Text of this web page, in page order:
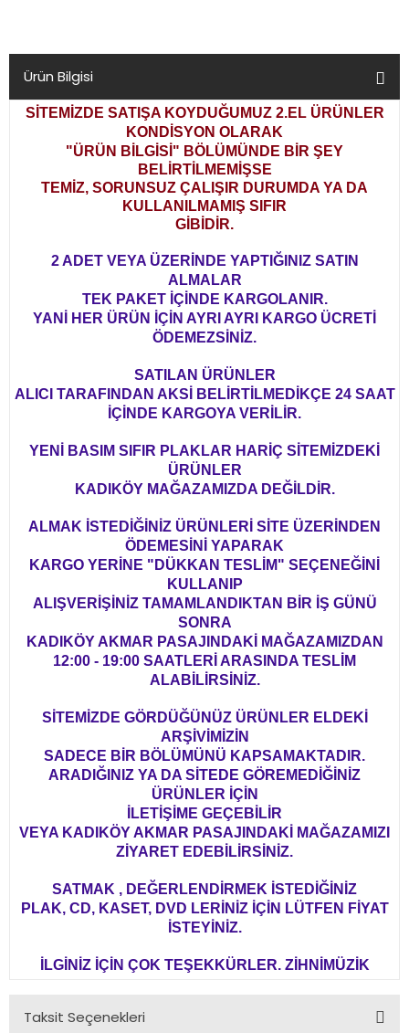
Ürün Bilgisi
SİTEMİZDE SATIŞA KOYDUĞUMUZ 2.EL ÜRÜNLER
KONDİSYON OLARAK
"ÜRÜN BİLGİSİ" BÖLÜMÜNDE BİR ŞEY
BELİRTİLMEMİŞSE
TEMİZ, SORUNSUZ ÇALIŞIR DURUMDA YA DA
KULLANILMAMIŞ SIFIR
GİBİDİR.
2 ADET VEYA ÜZERİNDE YAPTIĞINIZ SATIN
ALMALAR
TEK PAKET İÇİNDE KARGOLANIR.
YANİ HER ÜRÜN İÇİN AYRI AYRI KARGO ÜCRETİ
ÖDEMEZSİNİZ.
SATILAN ÜRÜNLER
ALICI TARAFINDAN AKSİ BELİRTİLMEDİKÇE 24 SAAT
İÇİNDE KARGOYA VERİLİR.
YENİ BASIM SIFIR PLAKLAR HARİÇ SİTEMİZDEKİ
ÜRÜNLER
KADIKÖY MAĞAZAMIZDA DEĞİLDİR.
ALMAK İSTEDİĞİNİZ ÜRÜNLERİ SİTE ÜZERİNDEN
ÖDEMESİNİ YAPARAK
KARGO YERİNE "DÜKKAN TESLİM" SEÇENEĞİNİ
KULLANIP
ALIŞVERİŞİNİZ TAMAMLANDIKTAN BİR İŞ GÜNÜ
SONRA
KADIKÖY AKMAR PASAJINDAKİ MAĞAZAMIZDAN
12:00 - 19:00 SAATLERİ ARASINDA TESLİM
ALABİLİRSİNİZ.
SİTEMİZDE GÖRDÜĞÜNÜZ ÜRÜNLER ELDEKİ
ARŞİVİMİZİN
SADECE BİR BÖLÜMÜNÜ KAPSAMAKTADIR.
ARADIĞINIZ YA DA SİTEDE GÖREMEDİĞİNİZ
ÜRÜNLER İÇİN
İLETİŞİME GEÇEBİLİR
VEYA KADIKÖY AKMAR PASAJINDAKİ MAĞAZAMIZI
ZİYARET EDEBİLİRSİNİZ.
SATMAK , DEĞERLENDİRMEK İSTEDİĞİNİZ
PLAK, CD, KASET, DVD LERİNİZ İÇİN LÜTFEN FİYAT
İSTEYİNİZ.
İLGİNİZ İÇİN ÇOK TEŞEKKÜRLER. ZİHNİMÜZİK
Taksit Seçenekleri